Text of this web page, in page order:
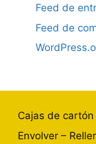
Feed de
Feed de
Cajas de cartón
Envolver –